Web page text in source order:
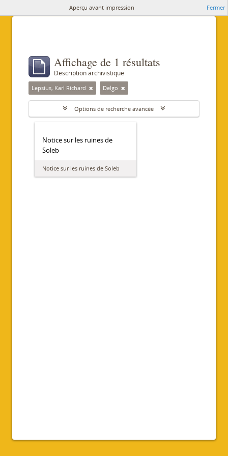
Aperçu avant impression Fermer
Affichage de 1 résultats
Description archivistique
Lepsius, Karl Richard Delgo
Options de recherche avancée
Notice sur les ruines de
Soleb
Notice sur les ruines de Soleb